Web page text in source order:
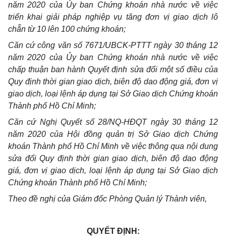
năm 2020 của Ủy ban Chứng khoán nhà nước về việc
triển khai giải pháp nghiệp vụ tăng đơn vị giao dịch lô
chẵn từ 10 lên 100 chứng khoán;
Căn cứ công văn số 7671/UBCK-PTTT ngày 30 tháng 12
năm 2020 của Ủy ban Chứng khoán nhà nước về việc
chấp thuận ban hành Quyết định sửa đổi một số điều của
Quy định thời gian giao dịch, biên độ dao động giá, đơn vị
giao dịch, loại lệnh áp dụng tại Sở Giao dịch Chứng khoán
Thành phố Hồ Chí Minh;
Căn cứ Nghị Quyết số 28/NQ-HĐQT ngày 30 tháng 12
năm 2020 của Hội đồng quản trị Sở Giao dịch Chứng
khoán Thành phố Hồ Chí Minh về việc thông qua nội dung
sửa đổi Quy định thời gian giao dịch, biên độ dao động
giá, đơn vị giao dịch, loại lệnh áp dụng tại Sở Giao dịch
Chứng khoán Thành phố Hồ Chí Minh;
Theo đề nghị của Giám đốc Phòng Quản lý Thành viên,
QUYẾT ĐỊNH: